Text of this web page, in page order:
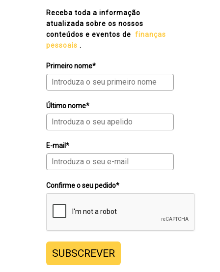
Receba toda a informação
atualizada sobre os nossos
conteúdos e eventos de finanças
pessoais .
Primeiro nome*
Último nome*
E-mail*
Confirme o seu pedido*
SUBSCREVER